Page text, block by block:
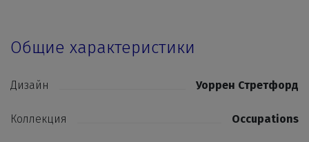
Общие характеристики
Дизайн Уоррен Стретфорд
Коллекция Occupations